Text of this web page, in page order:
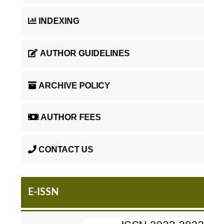
INDEXING
AUTHOR GUIDELINES
ARCHIVE POLICY
AUTHOR FEES
CONTACT US
E-ISSN